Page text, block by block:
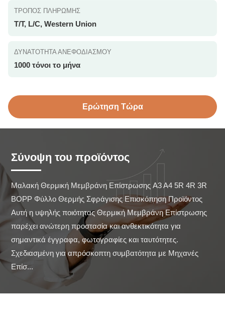
ΤΡΌΠΟΣ ΠΛΗΡΩΜΉΣ
T/T, L/C, Western Union
ΔΥΝΑΤΌΤΗΤΑ ΑΝΕΦΟΔΙΑΣΜΟΎ
1000 τόνοι το μήνα
Ερώτηση Τώρα
Σύνοψη του προϊόντος
Μαλακή Θερμική Μεμβράνη Επίστρωσης A3 A4 5R 4R 3R
BOPP Φύλλο Θερμής Σφράγισης Επισκόπηση Προϊόντος
Αυτή η υψηλής ποιότητας Θερμική Μεμβράνη Επίστρωσης
παρέχει ανώτερη προστασία και ανθεκτικότητα για
σημαντικά έγγραφα, φωτογραφίες και ταυτότητες.
Σχεδιασμένη για απρόσκοπτη συμβατότητα με Μηχανές
Επίσ...